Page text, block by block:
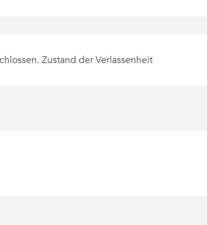
Zustand der Verlassenheit